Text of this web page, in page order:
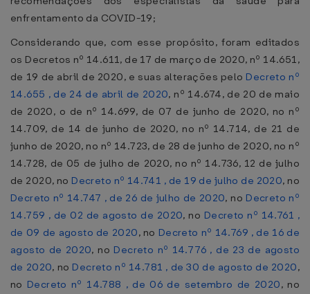
enfrentamento da COVID-19;
Considerando que, com esse propósito, foram editados
os Decretos nº 14.611, de 17 de março de 2020, nº 14.651,
de 19 de abril de 2020, e suas alterações pelo Decreto nº
14.655 , de 24 de abril de 2020, nº 14.674, de 20 de maio
de 2020, o de nº 14.699, de 07 de junho de 2020, no nº
14.709, de 14 de junho de 2020, no nº 14.714, de 21 de
junho de 2020, no nº 14.723, de 28 de junho de 2020, no nº
14.728, de 05 de julho de 2020, no nº 14.736, 12 de julho
de 2020, no Decreto nº 14.741 , de 19 de julho de 2020, no
Decreto nº 14.747 , de 26 de julho de 2020, no Decreto nº
14.759 , de 02 de agosto de 2020, no Decreto nº 14.761 ,
de 09 de agosto de 2020, no Decreto nº 14.769 , de 16 de
agosto de 2020, no Decreto nº 14.776 , de 23 de agosto
de 2020, no Decreto nº 14.781 , de 30 de agosto de 2020,
no Decreto nº 14.788 , de 06 de setembro de 2020, no